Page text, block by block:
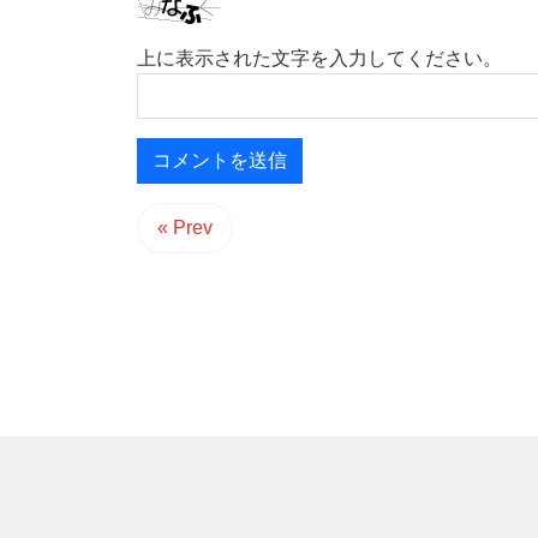
上に表示された文字を入力してください。
« Prev